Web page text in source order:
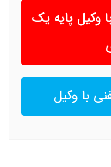
وکیل پایه یک
با وکیل